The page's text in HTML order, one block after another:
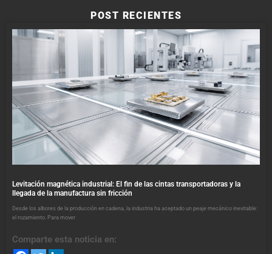
POST RECIENTES
Levitación magnética industrial: El fin de las cintas transportadoras y la
llegada de la manufactura sin fricción
Desde los albores de la producción en cadena, la industria ha aceptado un peaje mecánico inevitable:
el rozamiento. Para mover
Comparte esta noticia en: